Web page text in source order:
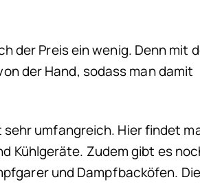
der Preis ein wenig. Denn mit
der Hand, sodass man damit
umfangreich. Hier findet
Kühlgeräte. Zudem gibt es
und Dampfbacköfen. Die